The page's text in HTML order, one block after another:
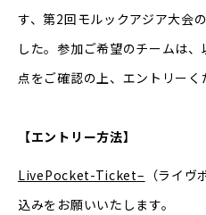
す、第2回モルックアジア大会
した。参加ご希望のチームは
点をご確認の上、エントリーく
【エントリー方法】
LivePocket-Ticket– （ライ
込みをお願いいたします。